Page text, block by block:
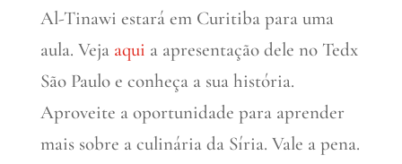
Al-Tinawi estará em Curitiba para uma
aula. Veja aqui a apresentação dele no Tedx
São Paulo e conheça a sua história.
Aproveite a oportunidade para aprender
mais sobre a culinária da Síria. Vale a pena.